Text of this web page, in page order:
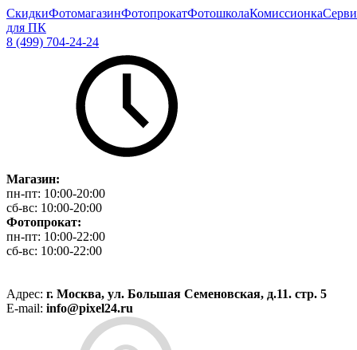
СкидкиФотомагазинФотопрокатФотошколаКомиссионка
для ПК
8 (499) 704-24-24
Магазин:
пн-пт: 10:00-20:00
сб-вс: 10:00-20:00
Фотопрокат:
пн-пт: 10:00-22:00
сб-вс: 10:00-22:00
Адрес: г. Москва, ул. Большая Семеновская, д.11. стр. 5
E-mail: info@pixel24.ru